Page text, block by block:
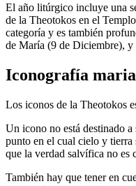
El año litúrgico incluye una
de la Theotokos en el
categoría y es también
de María (9 de Diciembre), y
Iconografía
Los iconos de la Theotokos
Un icono no está destinado
punto en el cual cielo y tierra
que la verdad salvífica no es
También hay que tener en